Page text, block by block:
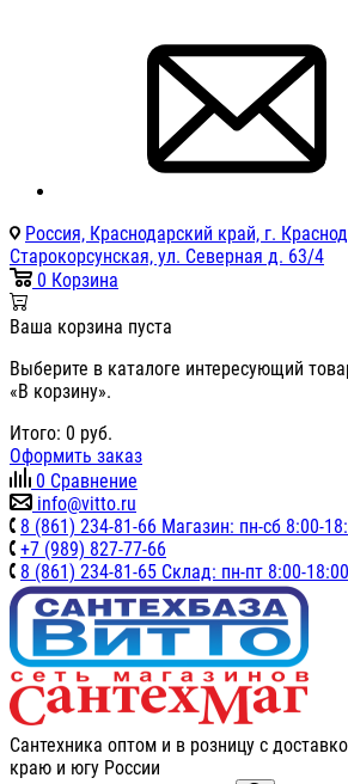
Россия, Краснодарский край, г.
Старокорсунская, ул. Северная д. 63/4
0 Корзина
Ваша корзина пуста
Выберите в каталоге интересующий
«В корзину».
Итого: 0 руб.
Оформить заказ
0 Сравнение
info@vitto.ru
8 (861) 234-81-66 Магазин: пн-сб 8:00-
+7 (989) 827-77-66
8 (861) 234-81-65 Склад: пн-пт 8:00-18:00
Сантехника оптом и в розницу с
краю и югу России